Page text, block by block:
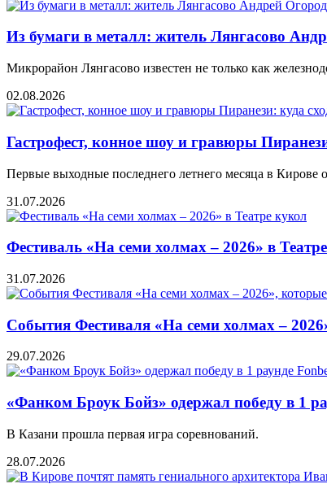
Из бумаги в металл: житель Лянгасово
Микрорайон Лянгасово известен не только как
02.08.2026
Гастрофест, конное шоу и гравюры
Первые выходные последнего летнего месяца в
31.07.2026
Фестиваль «На семи холмах – 2026» в
31.07.2026
События Фестиваля «На семи холмах –
29.07.2026
«Фанком Броук Бойз» одержал победу в 1
В Казани прошла первая игра соревнований.
28.07.2026